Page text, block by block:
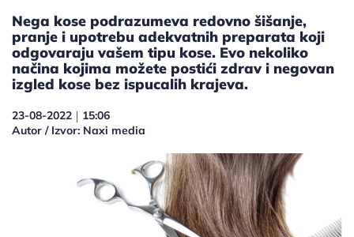
Nega kose podrazumeva redovno šišanje,
pranje i upotrebu adekvatnih preparata koji
odgovaraju vašem tipu kose. Evo nekoliko
načina kojima možete postići zdrav i negovan
izgled kose bez ispucalih krajeva.
23-08-2022 | 15:06
Autor / Izvor: Naxi media